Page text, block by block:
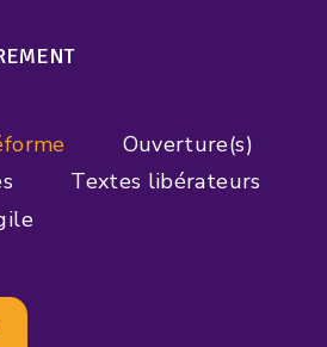
Ouverture(s)
Textes libérateurs